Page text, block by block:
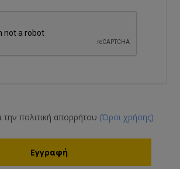
πολιτική απορρήτου (Όροι χρήσης)